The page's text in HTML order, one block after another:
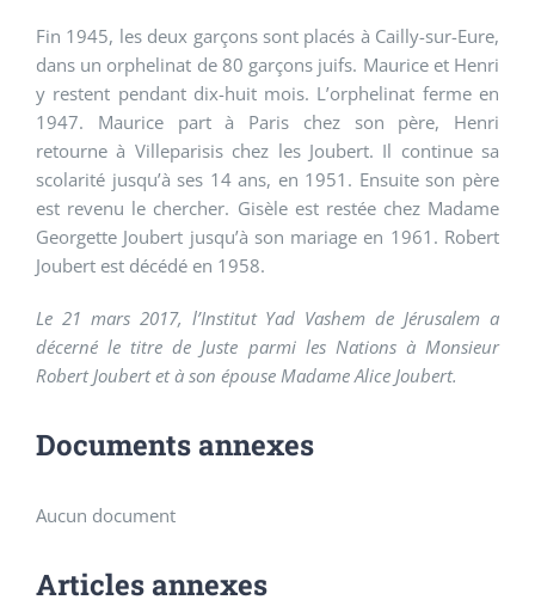
Fin 1945, les deux garçons sont placés à Cailly-sur-Eure,
dans un orphelinat de 80 garçons juifs. Maurice et Henri
y restent pendant dix-huit mois. L’orphelinat ferme en
1947. Maurice part à Paris chez son père, Henri
retourne à Villeparisis chez les Joubert. Il continue sa
scolarité jusqu’à ses 14 ans, en 1951. Ensuite son père
est revenu le chercher. Gisèle est restée chez Madame
Georgette Joubert jusqu’à son mariage en 1961. Robert
Joubert est décédé en 1958.
Le 21 mars 2017, l’Institut Yad Vashem de Jérusalem a
décerné le titre de Juste parmi les Nations à Monsieur
Robert Joubert et à son épouse Madame Alice Joubert.
Documents annexes
Aucun document
Articles annexes